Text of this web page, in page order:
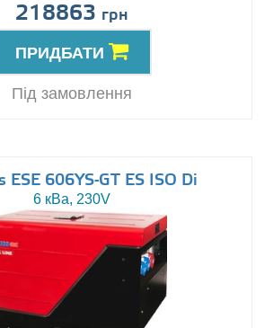
218863 грн
ПРИДБАТИ
Під замовлення
ESE 606YS-GT ES ISO Di
6 кВа, 230V